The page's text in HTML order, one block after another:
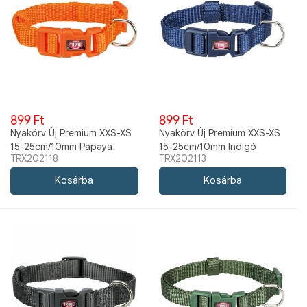
899 Ft
Nyakörv Új Premium XXS-XS
15-25cm/10mm Papaya
TRX202118
TRX202118
899 Ft
Nyakörv Új Premium XXS-XS
15-25cm/10mm Indigó
TRX202113
TRX202113